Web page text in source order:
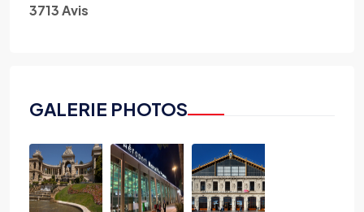
3713 Avis
GALERIE PHOTOS